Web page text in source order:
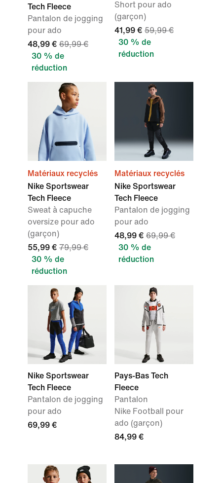
Tech Fleece
Pantalon de jogging
pour ado
48,99 € 69,99 €
30 % de
réduction
Short pour ado
(garçon)
41,99 € 59,99 €
30 % de
réduction
Matériaux recyclés
Nike Sportswear
Tech Fleece
Sweat à capuche
oversize pour ado
(garçon)
55,99 € 79,99 €
30 % de
réduction
Matériaux recyclés
Nike Sportswear
Tech Fleece
Pantalon de jogging
pour ado
48,99 € 69,99 €
30 % de
réduction
Nike Sportswear
Tech Fleece
Pantalon de jogging
pour ado
69,99 €
Pays-Bas Tech
Fleece
Pantalon
Nike Football pour
ado (garçon)
84,99 €